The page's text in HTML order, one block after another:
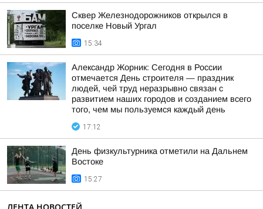
Сквер Железнодорожников открылся в
поселке Новый Ургал
15:34
Александр Жорник: Сегодня в России
отмечается День строителя — праздник
людей, чей труд неразрывно связан с
развитием наших городов и созданием всего
того, чем мы пользуемся каждый день
17:12
День физкультурника отметили на Дальнем
Востоке
15:27